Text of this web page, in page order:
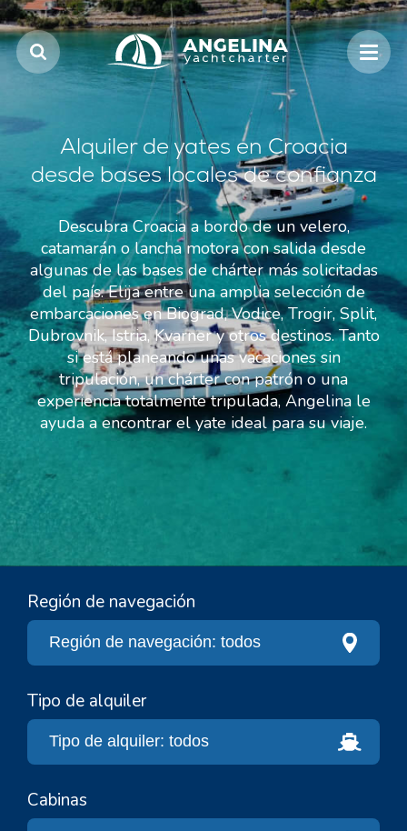
Alquiler de yates en Croacia
desde bases locales de confianza
Descubra Croacia a bordo de un velero,
catamarán o lancha motora con salida desde
algunas de las bases de chárter más solicitadas
del país. Elija entre una amplia selección de
embarcaciones en Biograd, Vodice, Trogir, Split,
Dubrovnik, Istria, Kvarner y otros destinos. Tanto
si está planeando unas vacaciones sin
tripulación, un chárter con patrón o una
experiencia totalmente tripulada, Angelina le
ayuda a encontrar el yate ideal para su viaje.
Región de navegación
Tipo de alquiler
Cabinas